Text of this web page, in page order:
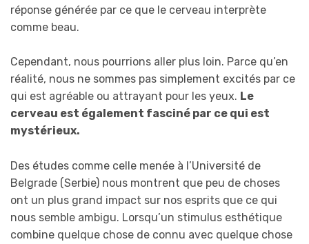
réponse générée par ce que le cerveau interprète
comme beau.
Cependant, nous pourrions aller plus loin. Parce qu’en
réalité, nous ne sommes pas simplement excités par ce
qui est agréable ou attrayant pour les yeux. Le
cerveau est également fasciné par ce qui est
mystérieux.
Des études comme celle menée à l’Université de
Belgrade (Serbie) nous montrent que peu de choses
ont un plus grand impact sur nos esprits que ce qui
nous semble ambigu. Lorsqu’un stimulus esthétique
combine quelque chose de connu avec quelque chose